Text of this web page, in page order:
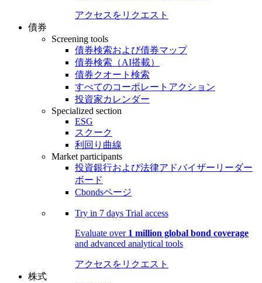
アクセスをリクエスト
債券
Screening tools
債券検索および債券マップ
債券検索（AI搭載）
債券クオート検索
すべてのコーポレートアクション
投資家カレンダー
Specialized section
ESG
スクーク
利回り曲線
Market participants
投資銀行および法律アドバイザーリーダー
ボード
Cbondsページ
Try in 7 days Trial access
Evaluate over 1 million global bond coverage
and advanced analytical tools
アクセスをリクエスト
株式